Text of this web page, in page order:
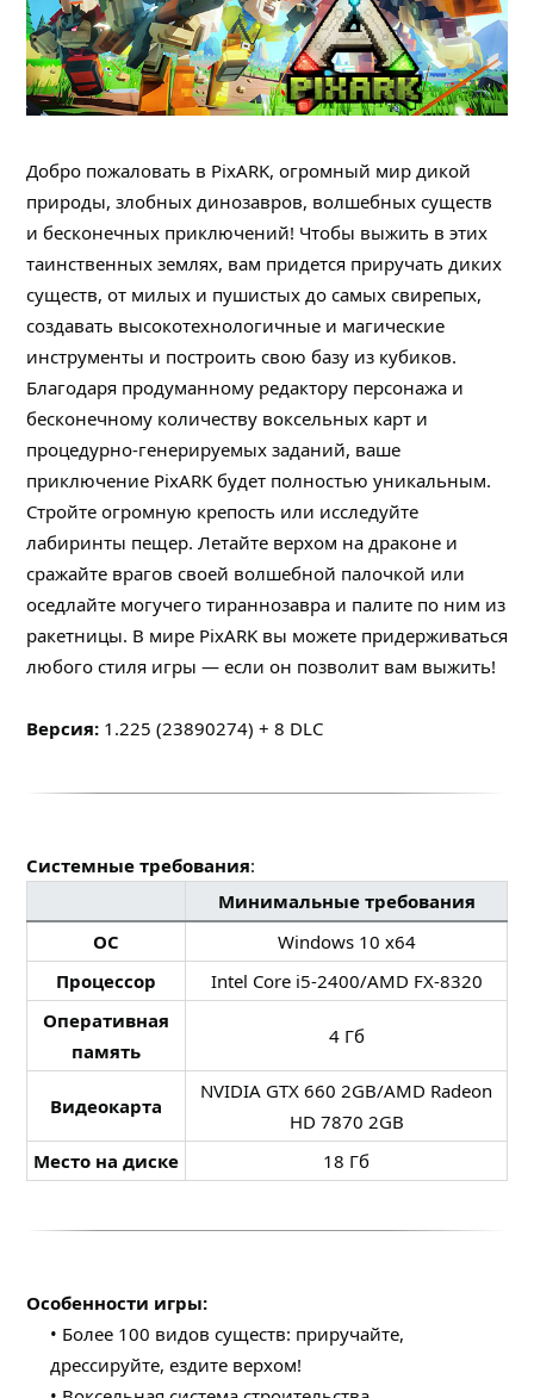
Добро пожаловать в PixARK, огромный мир дикой
природы, злобных динозавров, волшебных существ
и бесконечных приключений! Чтобы выжить в этих
таинственных землях, вам придется приручать диких
существ, от милых и пушистых до самых свирепых,
создавать высокотехнологичные и магические
инструменты и построить свою базу из кубиков.
Благодаря продуманному редактору персонажа и
бесконечному количеству воксельных карт и
процедурно-генерируемых заданий, ваше
приключение PixARK будет полностью уникальным.
Стройте огромную крепость или исследуйте
лабиринты пещер. Летайте верхом на драконе и
сражайте врагов своей волшебной палочкой или
оседлайте могучего тираннозавра и палите по ним из
ракетницы. В мире PixARK вы можете придерживаться
любого стиля игры — если он позволит вам выжить!
Версия: 1.225 (23890274) + 8 DLC
Системные требования:
Минимальные требования
ОС
Windows 10 x64​
Процессор
Intel Core i5-2400/AMD FX-8320​
Оперативная
память
4 Гб​
Видеокарта
NVIDIA GTX 660 2GB/AMD Radeon
HD 7870 2GB​
Место на диске
18 Гб​
Особенности игры:
• Более 100 видов существ: приручайте,
дрессируйте, ездите верхом!​